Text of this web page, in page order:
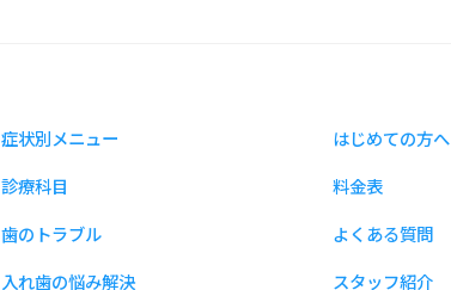
症状別メニュー
診療科目
歯のトラブル
入れ歯の悩み解決
はじめての方へ
料金表
よくある質問
スタッフ紹介